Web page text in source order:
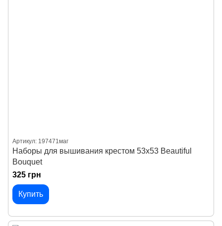
Артикул: 197471маг
Наборы для вышивания крестом 53х53 Beautiful
Bouquet
325 грн
Купить